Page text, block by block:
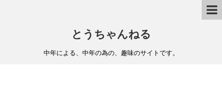
とうちゃんねる
中年による、中年の為の、趣味のサイトです。